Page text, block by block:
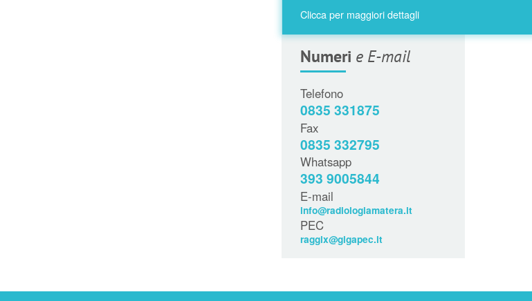
Clicca per maggiori dettagli
Numeri e E-mail
Telefono
0835 331875
Fax
0835 332795
Whatsapp
393 9005844
E-mail
info@radiologiamatera.it
PEC
raggix@gigapec.it